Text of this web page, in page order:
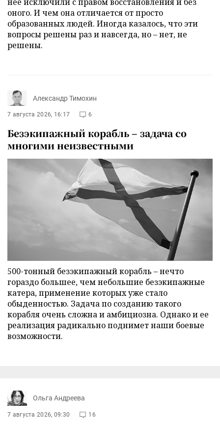
оного. И чем она отличается от просто
образованных людей. Иногда казалось, что эти
вопросы решены раз и навсегда, но – нет, не
решены.
Александр Тимохин
7 августа 2026, 16:17 6
Безэкипажный корабль – задача со
многими неизвестными
500-тонный безэкипажный корабль – нечто
гораздо большее, чем небольшие безэкипажные
катера, применение которых уже стало
обыденностью. Задача по созданию такого
корабля очень сложна и амбициозна. Однако и ее
реализация радикально поднимет наши боевые
возможности.
Ольга Андреева
7 августа 2026, 09:30 16